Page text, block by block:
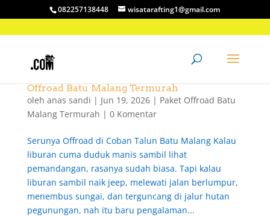
082257138448 wisatarafting1@gmail.com
Offroad Batu Malang Termurah
oleh anas sandi | Jun 19, 2026| Paket Offroad Batu
Malang Termurah | 0 Komentar
Serunya Offroad di Coban Talun Batu Malang Kalau
liburan cuma duduk manis sambil lihat
pemandangan, rasanya sudah biasa. Tapi kalau
liburan sambil naik jeep, melewati jalan berlumpur,
menembus sungai, dan terguncang di jalur hutan
pegunungan, nah itu baru pengalaman...